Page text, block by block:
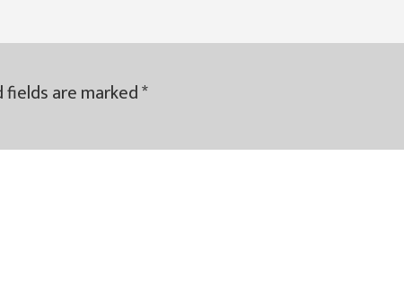
fields are marked*